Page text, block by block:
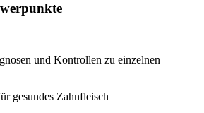
und Kontrollen zu einzelnen
gesundes Zahnfleisch